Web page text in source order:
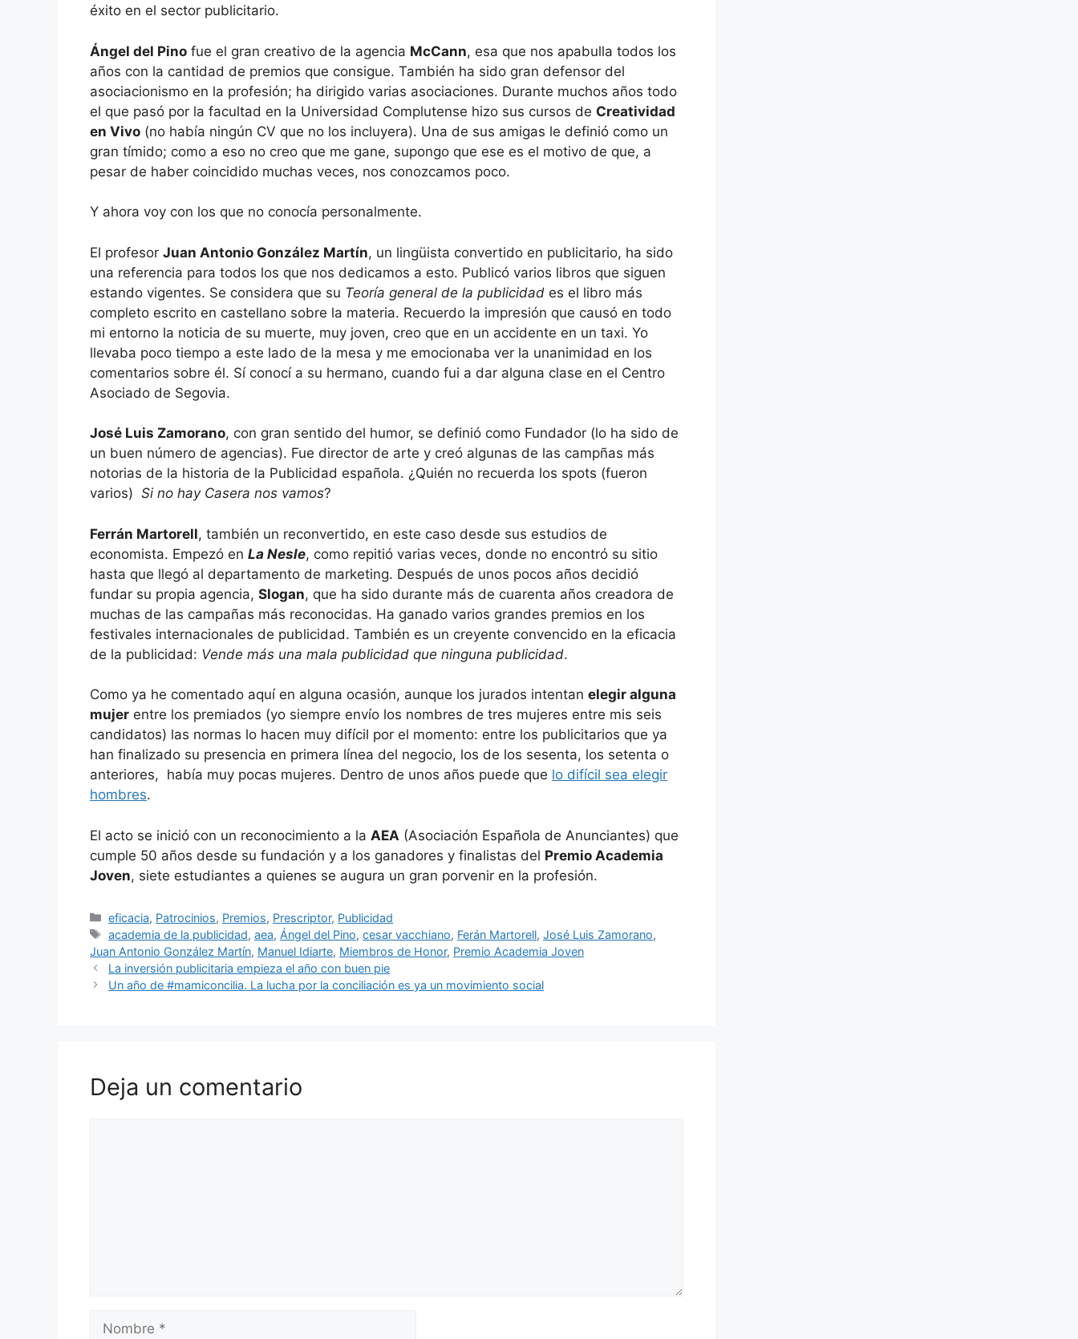
éxito en el sector publicitario.
Ángel del Pino fue el gran creativo de la agencia McCann, esa que nos apabulla todos los
años con la cantidad de premios que consigue. También ha sido gran defensor del
asociacionismo en la profesión; ha dirigido varias asociaciones. Durante muchos años todo
el que pasó por la facultad en la Universidad Complutense hizo sus cursos de Creatividad
en Vivo (no había ningún CV que no los incluyera). Una de sus amigas le definió como un
gran tímido; como a eso no creo que me gane, supongo que ese es el motivo de que, a
pesar de haber coincidido muchas veces, nos conozcamos poco.
Y ahora voy con los que no conocía personalmente.
El profesor Juan Antonio González Martín, un lingüista convertido en publicitario, ha sido
una referencia para todos los que nos dedicamos a esto. Publicó varios libros que siguen
estando vigentes. Se considera que su Teoría general de la publicidad es el libro más
completo escrito en castellano sobre la materia. Recuerdo la impresión que causó en todo
mi entorno la noticia de su muerte, muy joven, creo que en un accidente en un taxi. Yo
llevaba poco tiempo a este lado de la mesa y me emocionaba ver la unanimidad en los
comentarios sobre él. Sí conocí a su hermano, cuando fui a dar alguna clase en el Centro
Asociado de Segovia.
José Luis Zamorano, con gran sentido del humor, se definió como Fundador (lo ha sido de
un buen número de agencias). Fue director de arte y creó algunas de las campñas más
notorias de la historia de la Publicidad española. ¿Quién no recuerda los spots (fueron
varios) Si no hay Casera nos vamos?
Ferrán Martorell, también un reconvertido, en este caso desde sus estudios de
economista. Empezó en La Nesle, como repitió varias veces, donde no encontró su sitio
hasta que llegó al departamento de marketing. Después de unos pocos años decidió
fundar su propia agencia, Slogan, que ha sido durante más de cuarenta años creadora de
muchas de las campañas más reconocidas. Ha ganado varios grandes premios en los
festivales internacionales de publicidad. También es un creyente convencido en la eficacia
de la publicidad: Vende más una mala publicidad que ninguna publicidad.
Como ya he comentado aquí en alguna ocasión, aunque los jurados intentan elegir alguna
mujer entre los premiados (yo siempre envío los nombres de tres mujeres entre mis seis
candidatos) las normas lo hacen muy difícil por el momento: entre los publicitarios que ya
han finalizado su presencia en primera línea del negocio, los de los sesenta, los setenta o
anteriores, había muy pocas mujeres. Dentro de unos años puede que lo difícil sea elegir
hombres.
El acto se inició con un reconocimiento a la AEA (Asociación Española de Anunciantes) que
cumple 50 años desde su fundación y a los ganadores y finalistas del Premio Academia
Joven, siete estudiantes a quienes se augura un gran porvenir en la profesión.
Categorías
eficacia, Patrocinios, Premios, Prescriptor, Publicidad
Etiquetas
academia de la publicidad,aea, Ángel del Pino,cesar vacchiano, Ferán Martorell,José Luis Zamorano,
Juan Antonio González Martín, Manuel Idiarte, Miembros de Honor, Premio Academia Joven
La inversión publicitaria empieza el año con buen pie
Un año de #mamiconcilia. La lucha por la conciliación es ya un movimiento social
Deja un comentario